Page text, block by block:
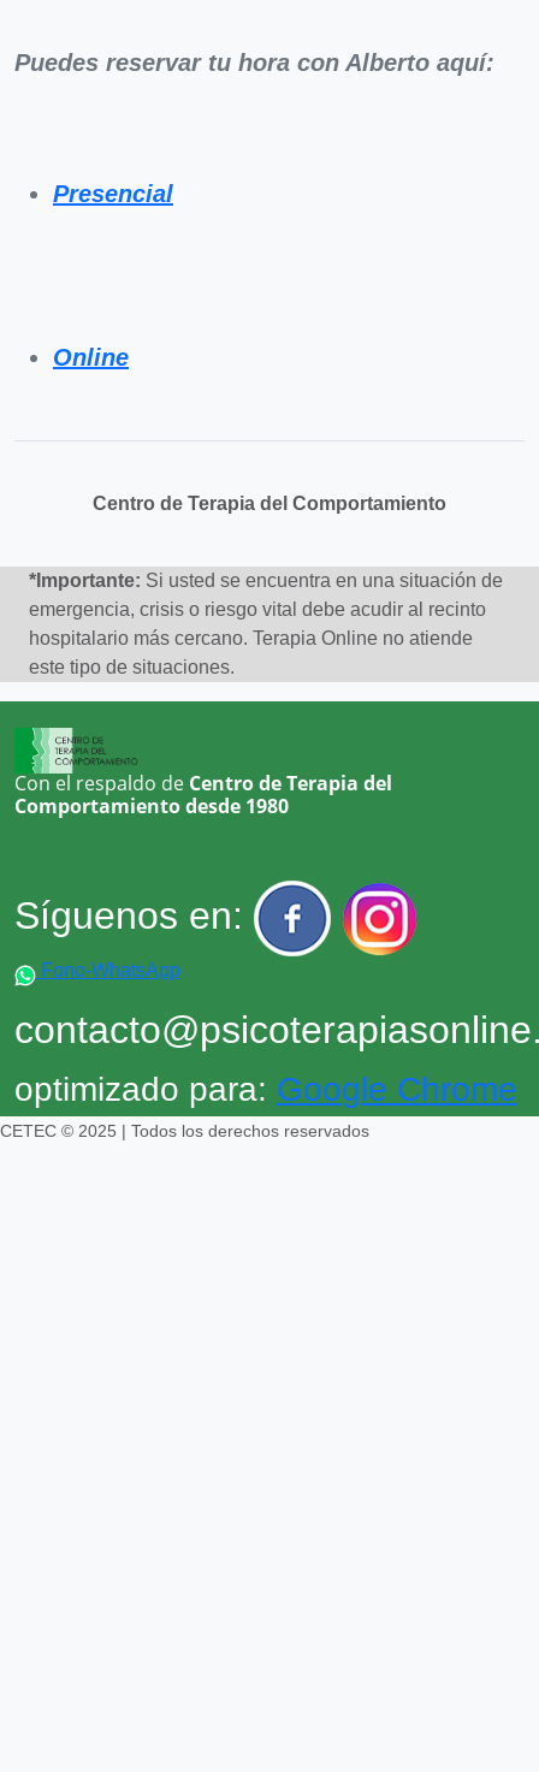
Puedes reservar tu hora con Alberto aquí:
Presencial
Online
Centro de Terapia del Comportamiento
*Importante: Si usted se encuentra en una situación de
emergencia, crisis o riesgo vital debe acudir al recinto
hospitalario más cercano. Terapia Online no atiende
este tipo de situaciones.
Con el respaldo de Centro de Terapia del
Comportamiento desde 1980
Síguenos en:
Fono-WhatsApp
optimizado para: Google Chrome
CETEC © 2025 | Todos los derechos reservados